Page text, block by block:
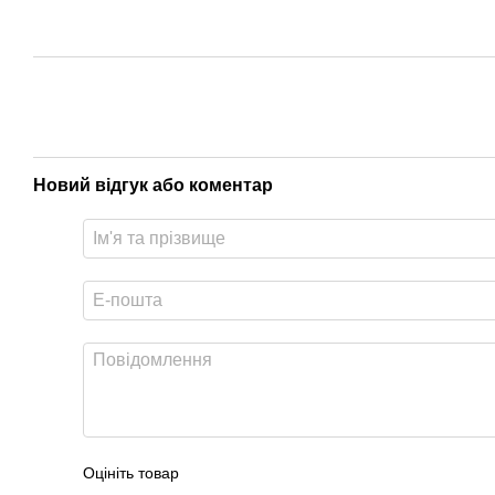
Новий відгук або коментар
Оцініть товар